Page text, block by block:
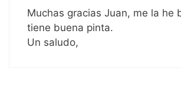
Muchas gracias Juan, me la he
tiene buena pinta.
Un saludo,